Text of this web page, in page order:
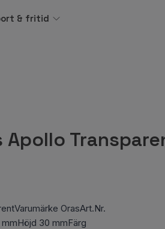
& fritid
Apollo
OrasArt.Nr.
30 mmFärg